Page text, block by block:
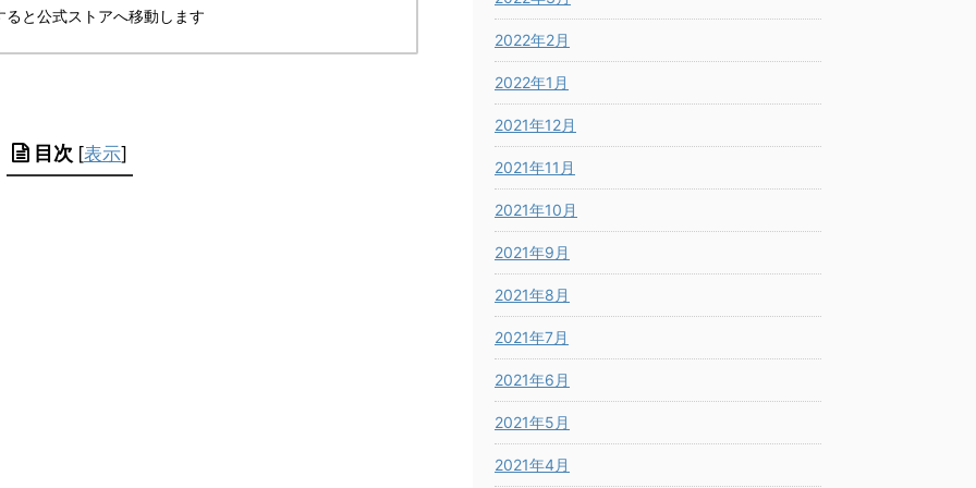
ると公式ストアへ移動します
目次 [表示]
2022年2月
2022年1月
2021年12月
2021年11月
2021年10月
2021年9月
2021年8月
2021年7月
2021年6月
2021年5月
2021年4月